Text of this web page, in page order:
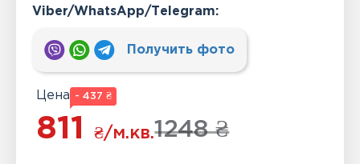
Viber/WhatsApp/Тelegram:
Получить фото
Цена - 437 ₴
1248 ₴
811₴/м.кв.